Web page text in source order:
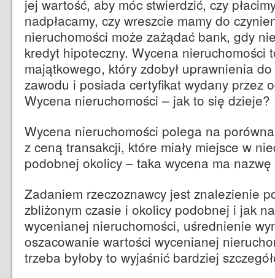
jej wartość, aby móc stwierdzić, czy
nadpłacamy, czy wreszcie mamy do
nieruchomości może zażądać bank, gdy
kredyt hipoteczny. Wycena nieruchomości
majątkowego, który zdobył uprawnienia
zawodu i posiada certyfikat wydany przez
Wycena nieruchomości – jak to się dzieje?
Wycena nieruchomości polega na
z ceną transakcji, które miały miejsce w
podobnej okolicy – taka wycena ma nazwę
Zadaniem rzeczoznawcy jest znalezienie
zbliżonym czasie i okolicy podobnej i jak
wycenianej nieruchomości, uśrednienie
oszacowanie wartości wycenianej
trzeba byłoby to wyjaśnić bardziej